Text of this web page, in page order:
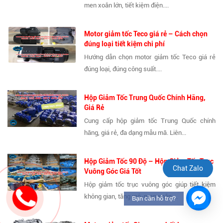
men xoắn lớn, tiết kiệm điện....
Motor giảm tốc Teco giá rẻ – Cách chọn
đúng loại tiết kiệm chi phí
Hướng dẫn chọn motor giảm tốc Teco giá rẻ
đúng loại, đúng công suất....
Hộp Giảm Tốc Trung Quốc Chính Hãng,
Giá Rẻ
Cung cấp hộp giảm tốc Trung Quốc chính
hãng, giá rẻ, đa dạng mẫu mã. Liên...
Hộp Giảm Tốc 90 Độ – Hộp Giảm Tốc Trục
Vuông Góc Giá Tốt
Hộp giảm tốc trục vuông góc giúp tiết kiệm
không gian, tăng mô-men xoắn,...
Chat Zalo
Bạn cần hỗ trợ?